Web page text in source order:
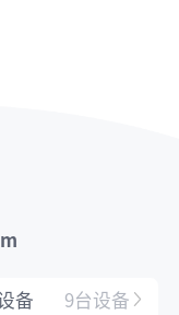
备 9台设备